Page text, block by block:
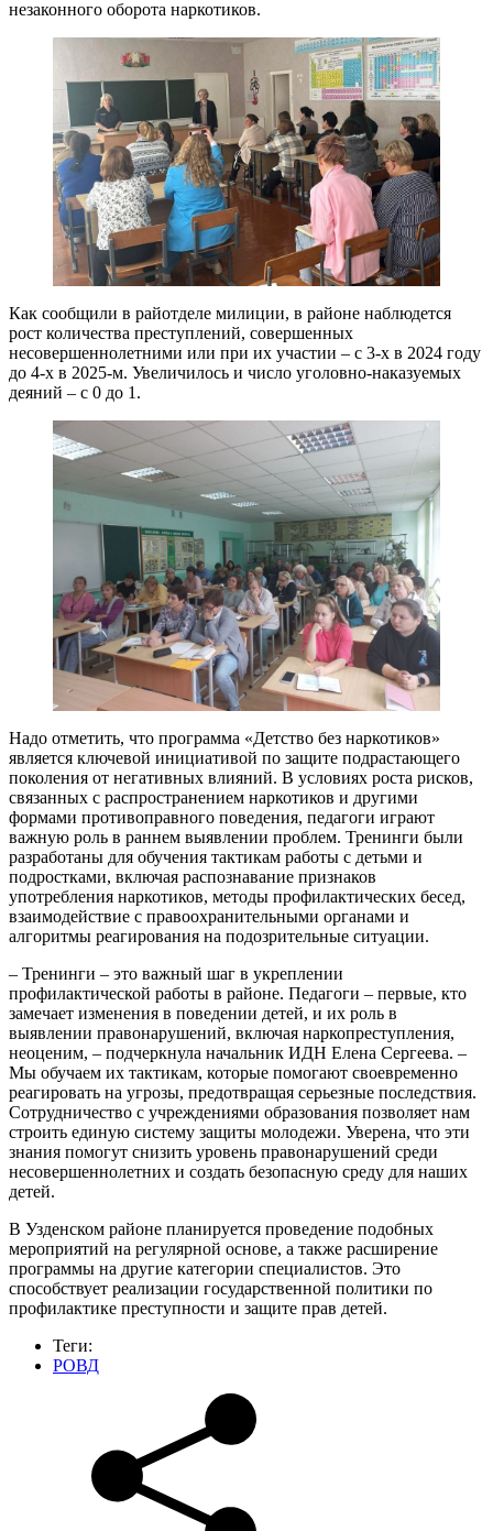
незаконного оборота наркотиков.
Как сообщили в райотделе милиции, в районе наблюдется
рост количества преступлений, совершенных
несовершеннолетними или при их участии – с 3-х в 2024 году
до 4-х в 2025-м. Увеличилось и число уголовно-наказуемых
деяний – с 0 до 1.
Надо отметить, что программа «Детство без наркотиков»
является ключевой инициативой по защите подрастающего
поколения от негативных влияний. В условиях роста рисков,
связанных с распространением наркотиков и другими
формами противоправного поведения, педагоги играют
важную роль в раннем выявлении проблем. Тренинги были
разработаны для обучения тактикам работы с детьми и
подростками, включая распознавание признаков
употребления наркотиков, методы профилактических бесед,
взаимодействие с правоохранительными органами и
алгоритмы реагирования на подозрительные ситуации.
– Тренинги – это важный шаг в укреплении
профилактической работы в районе. Педагоги – первые, кто
замечает изменения в поведении детей, и их роль в
выявлении правонарушений, включая наркопреступления,
неоценим, – подчеркнула начальник ИДН Елена Сергеева. –
Мы обучаем их тактикам, которые помогают своевременно
реагировать на угрозы, предотвращая серьезные последствия.
Сотрудничество с учреждениями образования позволяет нам
строить единую систему защиты молодежи. Уверена, что эти
знания помогут снизить уровень правонарушений среди
несовершеннолетних и создать безопасную среду для наших
детей.
В Узденском районе планируется проведение подобных
мероприятий на регулярной основе, а также расширение
программы на другие категории специалистов. Это
способствует реализации государственной политики по
профилактике преступности и защите прав детей.
Теги:
РОВД